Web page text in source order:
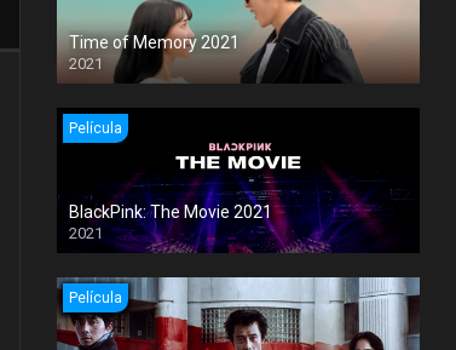
Time of Memory 2021
2021
Película
BlackPink: The Movie 2021
2021
Película